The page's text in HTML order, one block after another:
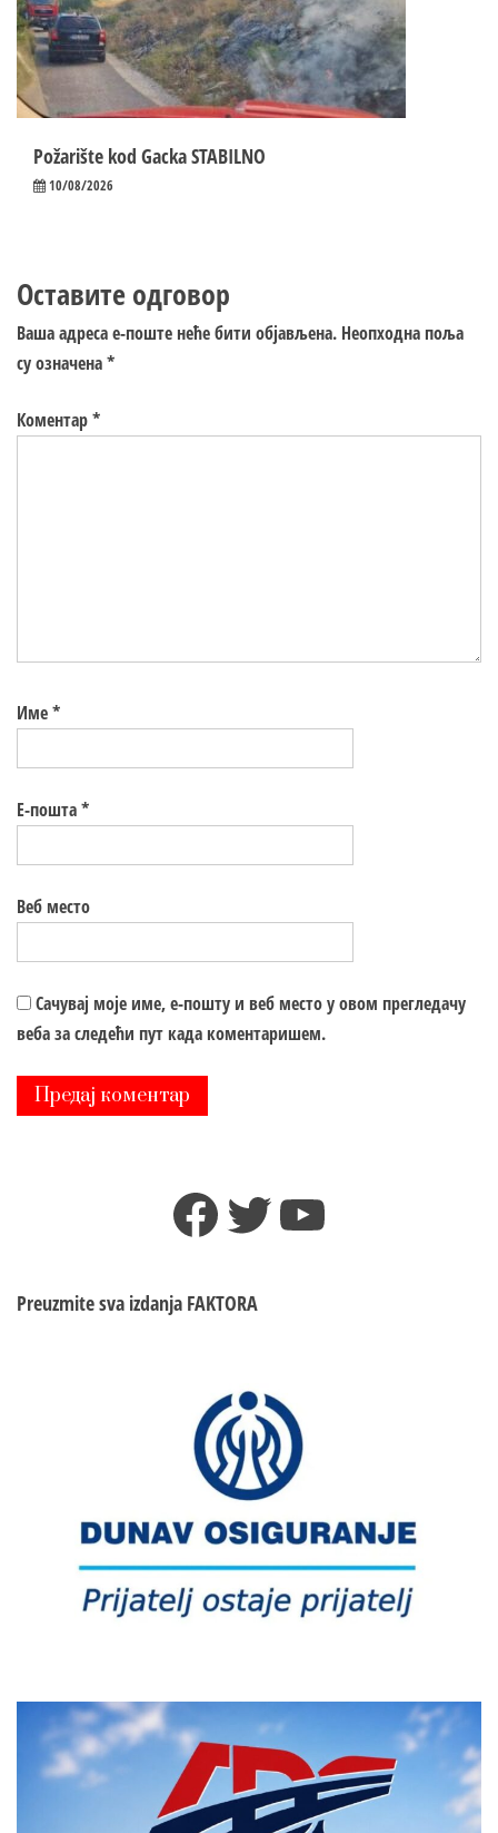
Požarište kod Gacka STABILNO
10/08/2026
Оставите одговор
Ваша адреса е-поште неће бити објављена. Неопходна поља
су означена*
Коментар*
Име*
Е-пошта*
Веб место
Сачувај моје име, е-пошту и веб место у овом прегледачу
веба за следећи пут када коментаришем.
Facebook
TwitterYouTube
Preuzmite sva izdanja FAKTORA